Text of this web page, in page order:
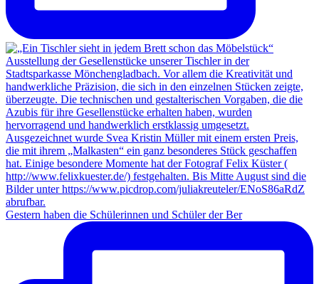
Gestern haben die Schülerinnen und Schüler der Ber